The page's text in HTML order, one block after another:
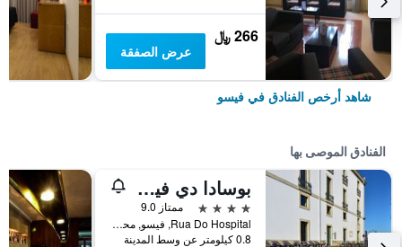
266 ﷼
عرض الصفقة
شاهد أرخص الفنادق في فيسو
الفنادق الموصى بها
بوسادا دي فيسيو
4 نجوم
ممتاز 9.0
Rua Do Hospital, فيسو, محافظة فيسيو, البرتغال
0.8 كيلومتر عن وسط المدينة